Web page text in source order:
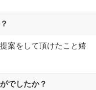
案をして頂けたこと嬉
でしたか？